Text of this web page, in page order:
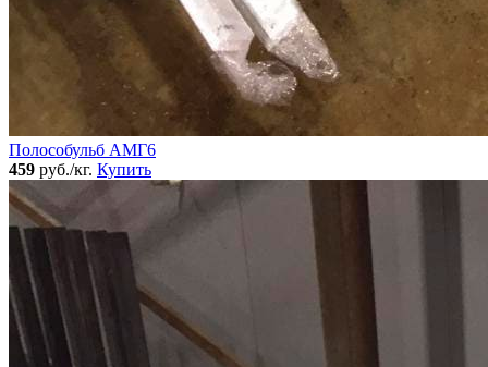
Полособульб АМГ6
459 руб./кг. Купить